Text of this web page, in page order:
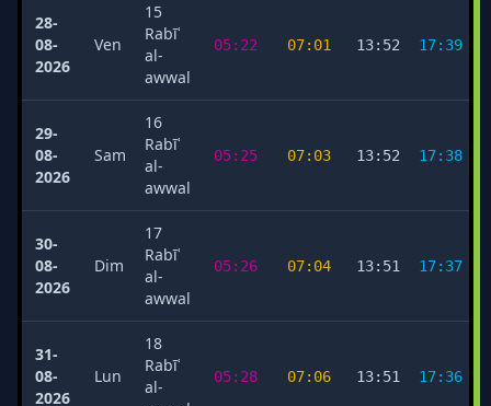
28-
08-
2026
Ven
15
Rabīʿ
al-
awwal
05:22 07:01 13:52 17:39
29-
08-
2026
Sam
16
Rabīʿ
al-
awwal
05:25 07:03 13:52 17:38
30-
08-
2026
Dim
17
Rabīʿ
al-
awwal
05:26 07:04 13:51 17:37
31-
08-
2026
Lun
18
Rabīʿ
al-
05:28 07:06 13:51 17:36